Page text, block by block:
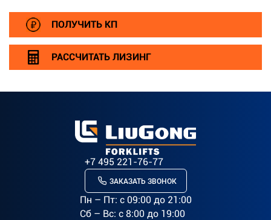
ПОЛУЧИТЬ КП
РАССЧИТАТЬ ЛИЗИНГ
+7 495 221-76-77
ЗАКАЗАТЬ ЗВОНОК
Пн – Пт: c 09:00 до 21:00
Сб – Вс: с 8:00 до 19:00